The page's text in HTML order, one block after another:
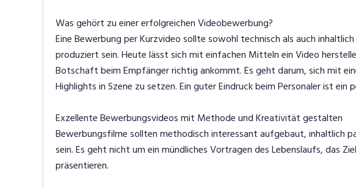
Was gehört zu einer erfolgreichen Videobewerbung?
Eine Bewerbung per Kurzvideo sollte sowohl technisch als auch
produziert sein. Heute lässt sich mit einfachen Mitteln ein Video
Botschaft beim Empfänger richtig ankommt. Es geht darum, sich mit
Highlights in Szene zu setzen. Ein guter Eindruck beim Personaler ist
Exzellente Bewerbungsvideos mit Methode und Kreativität gestalten
Bewerbungsfilme sollten methodisch interessant aufgebaut, inhaltlich
sein. Es geht nicht um ein mündliches Vortragen des Lebenslaufs, das
präsentieren.